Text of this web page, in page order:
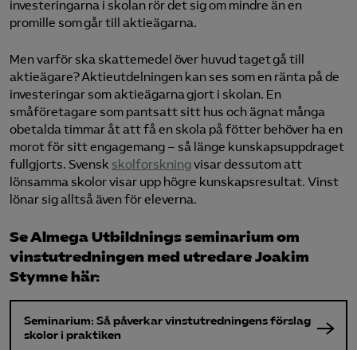
investeringarna i skolan rör det sig om mindre än en
promille som går till aktieägarna.
Men varför ska skattemedel över huvud taget gå till
aktieägare? Aktieutdelningen kan ses som en ränta på de
investeringar som aktieägarna gjort i skolan. En
småföretagare som pantsatt sitt hus och ägnat många
obetalda timmar åt att få en skola på fötter behöver ha en
morot för sitt engagemang – så länge kunskapsuppdraget
fullgjorts. Svensk skolforskningvisar dessutom att
lönsamma skolor visar upp högre kunskapsresultat. Vinst
lönar sig alltså även för eleverna.
Se Almega Utbildnings seminarium om
vinstutredningen med utredare Joakim
Stymne här:
Seminarium: Så påverkar vinstutredningens förslag
skolor i praktiken